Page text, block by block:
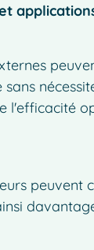
l'efficacité
peuvent